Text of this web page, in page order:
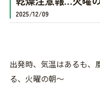
2025/12/09
出発時、気温はあるも、
る、火曜の朝〜